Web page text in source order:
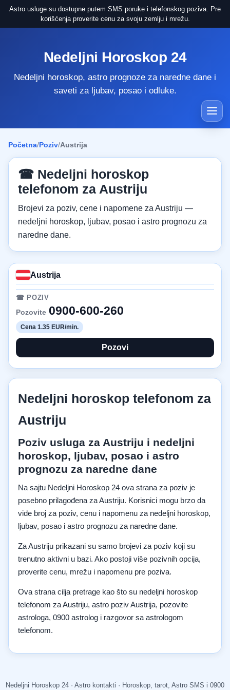
Astro usluge su dostupne putem SMS poruke i telefonskog poziva. Pre
korišćenja proverite cenu za svoju zemlju i mrežu.
Nedeljni Horoskop 24
Nedeljni horoskop, astro prognoze za naredne dane i
saveti za ljubav, posao i odluke.
Početna/Poziv/Austrija
☎ Nedeljni horoskop
telefonom za Austriju
Brojevi za poziv, cene i napomene za Austriju —
nedeljni horoskop, ljubav, posao i astro prognozu za
naredne dane.
Austrija
☎ POZIV
Pozovite 0900-600-260
Cena 1.35 EUR/min.
Pozovi
Nedeljni horoskop telefonom za
Austriju
Poziv usluga za Austriju i nedeljni
horoskop, ljubav, posao i astro
prognozu za naredne dane
Na sajtu Nedeljni Horoskop 24 ova strana za poziv je
posebno prilagođena za Austriju. Korisnici mogu brzo da
vide broj za poziv, cenu i napomenu za nedeljni horoskop,
ljubav, posao i astro prognozu za naredne dane.
Za Austriju prikazani su samo brojevi za poziv koji su
trenutno aktivni u bazi. Ako postoji više pozivnih opcija,
proverite cenu, mrežu i napomenu pre poziva.
Ova strana cilja pretrage kao što su nedeljni horoskop
telefonom za Austriju, astro poziv Austrija, pozovite
astrologa, 0900 astrolog i razgovor sa astrologom
telefonom.
Nedeljni Horoskop 24 · Astro kontakti · Horoskop, tarot, Astro SMS i 0900